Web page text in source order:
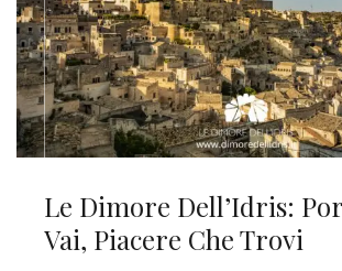
Le Dimore Dell’Idris:
Vai, Piacere Che Trovi